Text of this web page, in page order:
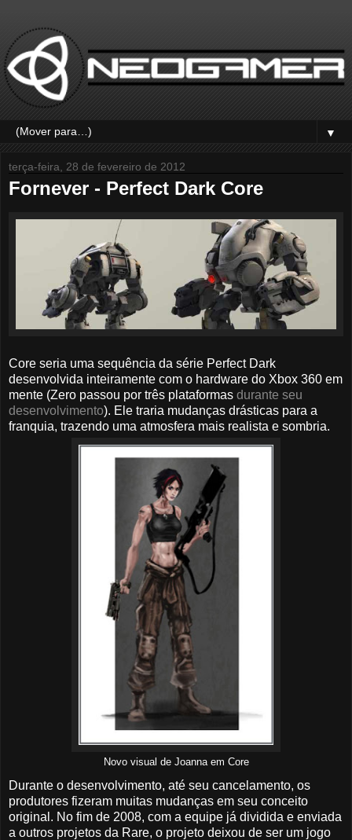
▼
terça-feira, 28 de fevereiro de 2012
Fornever - Perfect Dark Core
Core seria uma sequência da série Perfect Dark
desenvolvida inteiramente com o hardware do Xbox 360 em
mente (Zero passou por três plataformas durante seu
desenvolvimento). Ele traria mudanças drásticas para a
franquia, trazendo uma atmosfera mais realista e sombria.
Novo visual de Joanna em Core
Durante o desenvolvimento, até seu cancelamento, os
produtores fizeram muitas mudanças em seu conceito
original. No fim de 2008, com a equipe já dividida e enviada
a outros projetos da Rare, o projeto deixou de ser um jogo